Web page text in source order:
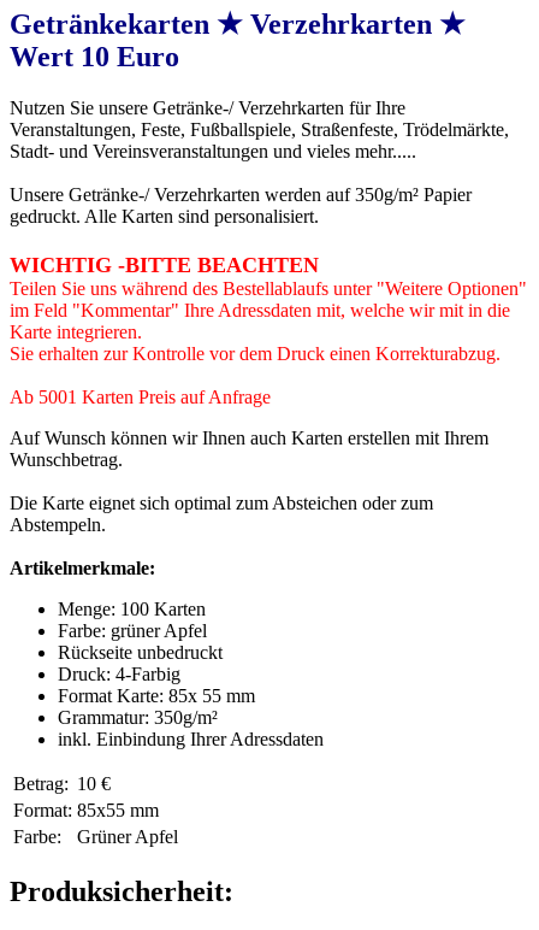
Getränkekarten ★ Verzehrkarten ★
Wert 10 Euro
Nutzen Sie unsere Getränke-/ Verzehrkarten für Ihre
Veranstaltungen, Feste, Fußballspiele, Straßenfeste, Trödelmärkte,
Stadt- und Vereinsveranstaltungen und vieles mehr.....
Unsere Getränke-/ Verzehrkarten werden auf 350g/m² Papier
gedruckt. Alle Karten sind personalisiert.
WICHTIG -BITTE BEACHTEN
Teilen Sie uns während des Bestellablaufs unter "Weitere Optionen"
im Feld "Kommentar" Ihre Adressdaten mit, welche wir mit in die
Karte integrieren.
Sie erhalten zur Kontrolle vor dem Druck einen Korrekturabzug.
Ab 5001 Karten Preis auf Anfrage
Auf Wunsch können wir Ihnen auch Karten erstellen mit Ihrem
Wunschbetrag.
Die Karte eignet sich optimal zum Absteichen oder zum
Abstempeln.
Artikelmerkmale:
Menge: 100 Karten
Farbe: grüner Apfel
Rückseite unbedruckt
Druck: 4-Farbig
Format Karte: 85x 55 mm
Grammatur: 350g/m²
inkl. Einbindung Ihrer Adressdaten
Betrag: 10 €
Format: 85x55 mm
Farbe:
Grüner Apfel
Produksicherheit: